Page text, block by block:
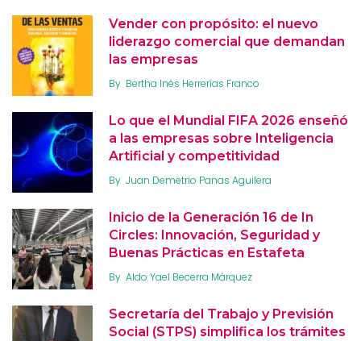
Vender con propósito: el nuevo
liderazgo comercial que demandan
las empresas
By Bertha Inés Herrerías Franco
Lo que el Mundial FIFA 2026 enseñó
a las empresas sobre Inteligencia
Artificial y competitividad
By Juan Demetrio Panas Aguilera
Inicio de la Generación 16 de In
Circles: Innovación, Seguridad y
Buenas Prácticas en Estafeta
By Aldo Yael Becerra Márquez
Secretaría del Trabajo y Previsión
Social (STPS) simplifica los trámites